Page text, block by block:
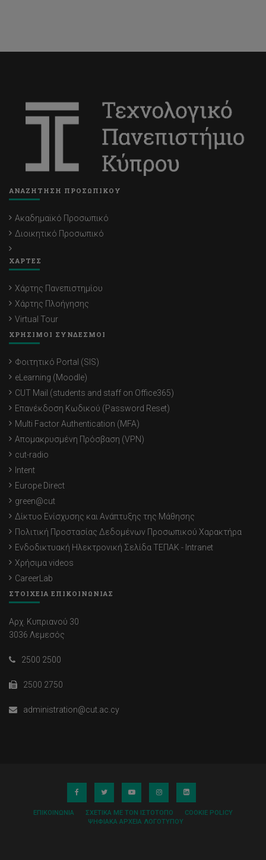
ΑΝΑΖΗΤΗΣΗ ΠΡΟΣΩΠΙΚΟΥ
Ακαδημαϊκό Προσωπικό
Διοικητικό Προσωπικό
ΧΑΡΤΕΣ
Χάρτης Πανεπιστημίου
Χάρτης Πλοήγησης
Virtual Tour
ΧΡΗΣΙΜΟΙ ΣΥΝΔΕΣΜΟΙ
Φοιτητικό Portal (SIS)
eLearning (Moodle)
CUT Mail (students and staff on Office365)
Επανέκδοση Κωδικού (Password Reset)
Multi Factor Authentication (MFA)
Απομακρυσμένη Πρόσβαση (VPN)
cut-radio
Intent
Europe Direct
green@cut
Δίκτυο Ενίσχυσης και Ανάπτυξης της Μάθησης
Πολιτική Προστασίας Δεδομένων Προσωπικού Χαρακτήρα
Ενδοδικτυακή Ηλεκτρονική Σελίδα ΤΕΠΑΚ - Intranet
Χρήσιμα videos
CareerLab
ΣΤΟΙΧΕΙΑ ΕΠΙΚΟΙΝΩΝΙΑΣ
Αρχ. Κυπριανού 30
3036 Λεμεσός
2500 2500
2500 2750
administration@cut.ac.cy
ΕΠΙΚΟΙΝΩΝΊΑ ΣΧΕΤΙΚΆ ΜΕ ΤΟΝ ΙΣΤΌΤΟΠΟ
COOKIE POLICY
ΨΗΦΙΑΚΆ ΑΡΧΕΊΑ ΛΟΓΌΤΥΠΟΥ